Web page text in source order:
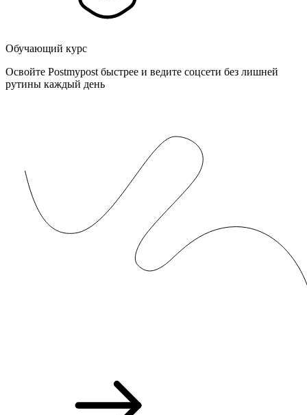
Обучающий курс
Освойте Postmypost быстрее и ведите соцсети без лишней
рутины каждый день